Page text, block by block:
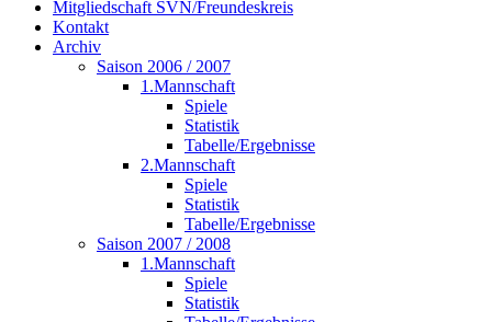
Mitgliedschaft SVN/Freundeskreis
Kontakt
Archiv
Saison 2006 / 2007
1.Mannschaft
Spiele
Statistik
Tabelle/Ergebnisse
2.Mannschaft
Spiele
Statistik
Tabelle/Ergebnisse
Saison 2007 / 2008
1.Mannschaft
Spiele
Statistik